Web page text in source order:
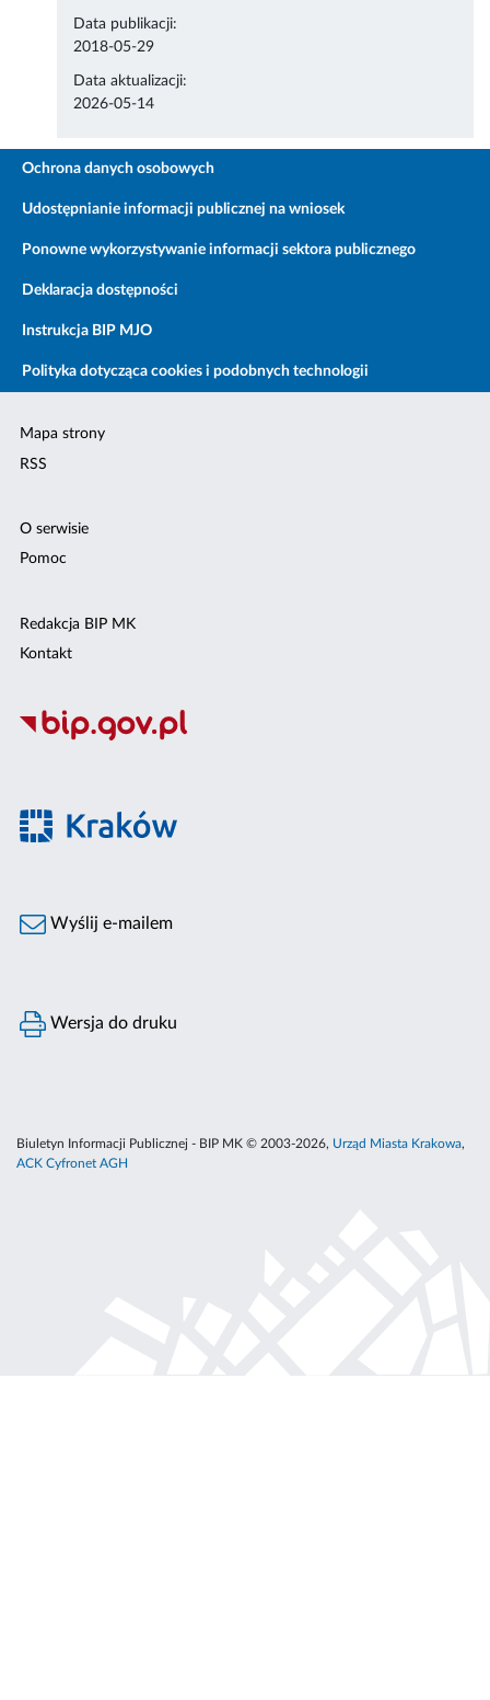
Data publikacji:
2018-05-29
Data aktualizacji:
2026-05-14
Ochrona danych osobowych
Udostępnianie informacji publicznej na wniosek
Ponowne wykorzystywanie informacji sektora publicznego
Deklaracja dostępności
Instrukcja BIP MJO
Polityka dotycząca cookies i podobnych technologii
Mapa strony
RSS
O serwisie
Pomoc
Redakcja BIP MK
Kontakt
Wyślij e-mailem
Wersja do druku
Biuletyn Informacji Publicznej - BIP MK © 2003-2026, Urząd Miasta Krakowa,
ACK Cyfronet AGH